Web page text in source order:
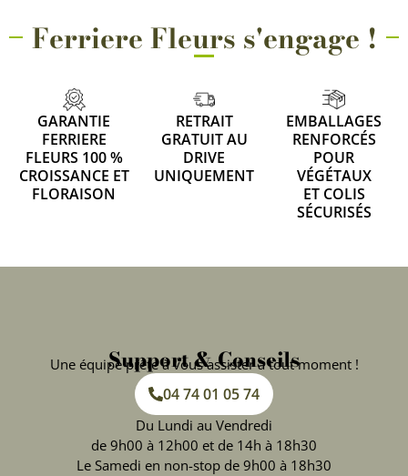
Ferriere Fleurs s'engage !
GARANTIE
FERRIERE
FLEURS 100 %
CROISSANCE ET
FLORAISON
RETRAIT
GRATUIT AU
DRIVE
UNIQUEMENT
EMBALLAGES
RENFORCÉS
POUR
VÉGÉTAUX
ET COLIS
SÉCURISÉS
Support & Conseils
Une équipe prête à vous assister à tout moment !
04 74 01 05 74
Du Lundi au Vendredi
de 9h00 à 12h00 et de 14h à 18h30
Le Samedi en non-stop de 9h00 à 18h30